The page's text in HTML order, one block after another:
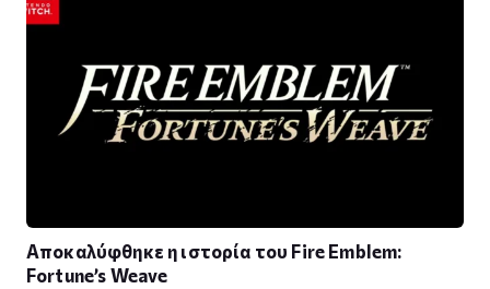
Αποκαλύφθηκε η ιστορία του Fire Emblem:
Fortune’s Weave